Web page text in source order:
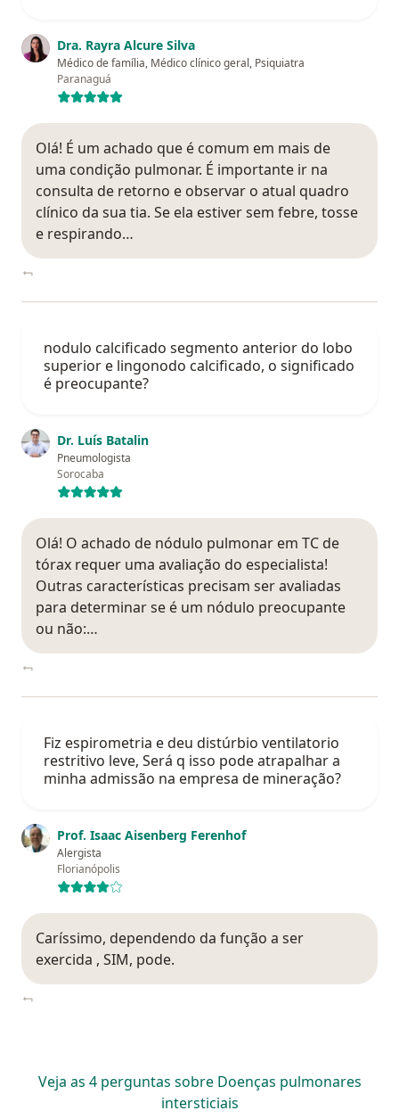
Dra. Rayra Alcure Silva
Médico de família, Médico clínico geral, Psiquiatra
Paranaguá
Olá! É um achado que é comum em mais de
uma condição pulmonar. É importante ir na
consulta de retorno e observar o atual quadro
clínico da sua tia. Se ela estiver sem febre, tosse
e respirando…
nodulo calcificado segmento anterior do lobo
superior e lingonodo calcificado, o significado
é preocupante?
Dr. Luís Batalin
Pneumologista
Sorocaba
Olá! O achado de nódulo pulmonar em TC de
tórax requer uma avaliação do especialista!
Outras características precisam ser avaliadas
para determinar se é um nódulo preocupante
ou não:…
Fiz espirometria e deu distúrbio ventilatorio
restritivo leve, Será q isso pode atrapalhar a
minha admissão na empresa de mineração?
Prof. Isaac Aisenberg Ferenhof
Alergista
Florianópolis
Caríssimo, dependendo da função a ser
exercida , SIM, pode.
Veja as 4 perguntas sobre Doenças pulmonares
intersticiais